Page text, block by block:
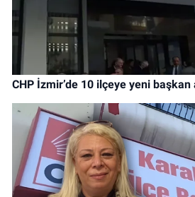
CHP İzmir’de 10 ilçeye yeni başkan